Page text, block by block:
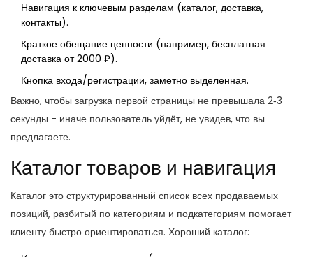
Навигация к ключевым разделам (каталог, доставка,
контакты).
Краткое обещание ценности (например, бесплатная
доставка от 2000 ₽).
Кнопка входа/регистрации, заметно выделенная.
Важно, чтобы загрузка первой страницы не превышала 2‑3
секунды - иначе пользователь уйдёт, не увидев, что вы
предлагаете.
Каталог товаров и навигация
Каталог это структурированный список всех продаваемых
позиций, разбитый по категориям и подкатегориям помогает
клиенту быстро ориентироваться. Хороший каталог: